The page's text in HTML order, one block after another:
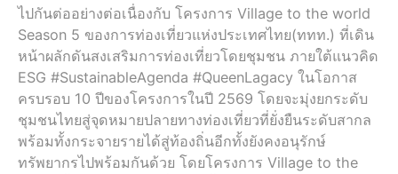
ไปกันต่ออย่างต่อเนื่องกับ โครงการ Village to the world
Season 5 ของการท่องเที่ยวแห่งประเทศไทย(ททท.) ที่เดิน
หน้าผลักดันสงเสริมการท่องเที่ยวโดยชุมชน ภายใต้แนวคิด
ESG #SustainableAgenda #QueenLagacy ในโอกาส
ครบรอบ 10 ปีของโครงการในปี 2569 โดยจะมุ่งยกระดับ
ชุมชนไทยสู่จุดหมายปลายทางท่องเที่ยวที่ยั่งยืนระดับสากล
พร้อมทั้งกระจายรายได้สู่ท้องถิ่นอีกทั้งยังคงอนุรักษ์
ทรัพยากรไปพร้อมกันด้วย โดยโครงการ Village to the